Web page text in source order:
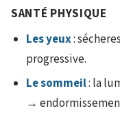
SANTÉ PHYSIQUE
Les yeux:
progressive.
Le sommeil: la
→